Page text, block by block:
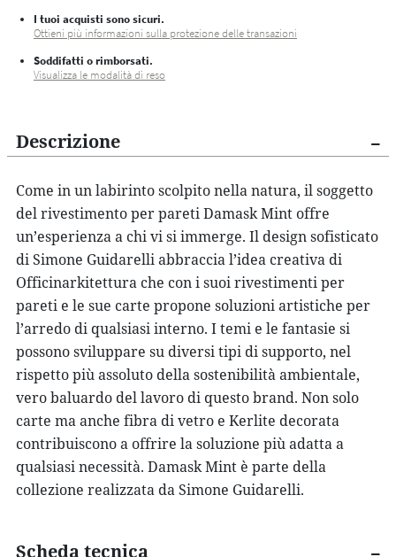
I tuoi acquisti sono sicuri.
Ottieni più informazioni sulla protezione delle transazioni
Soddifatti o rimborsati.
Visualizza le modalità di reso
Descrizione
Come in un labirinto scolpito nella natura, il soggetto
del rivestimento per pareti Damask Mint offre
un’esperienza a chi vi si immerge. Il design sofisticato
di Simone Guidarelli abbraccia l’idea creativa di
Officinarkitettura che con i suoi rivestimenti per
pareti e le sue carte propone soluzioni artistiche per
l’arredo di qualsiasi interno. I temi e le fantasie si
possono sviluppare su diversi tipi di supporto, nel
rispetto più assoluto della sostenibilità ambientale,
vero baluardo del lavoro di questo brand. Non solo
carte ma anche fibra di vetro e Kerlite decorata
contribuiscono a offrire la soluzione più adatta a
qualsiasi necessità. Damask Mint è parte della
collezione realizzata da Simone Guidarelli.
Scheda tecnica